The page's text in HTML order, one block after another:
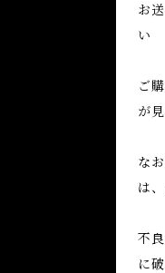
お
い
ご
が
な
は
不
に